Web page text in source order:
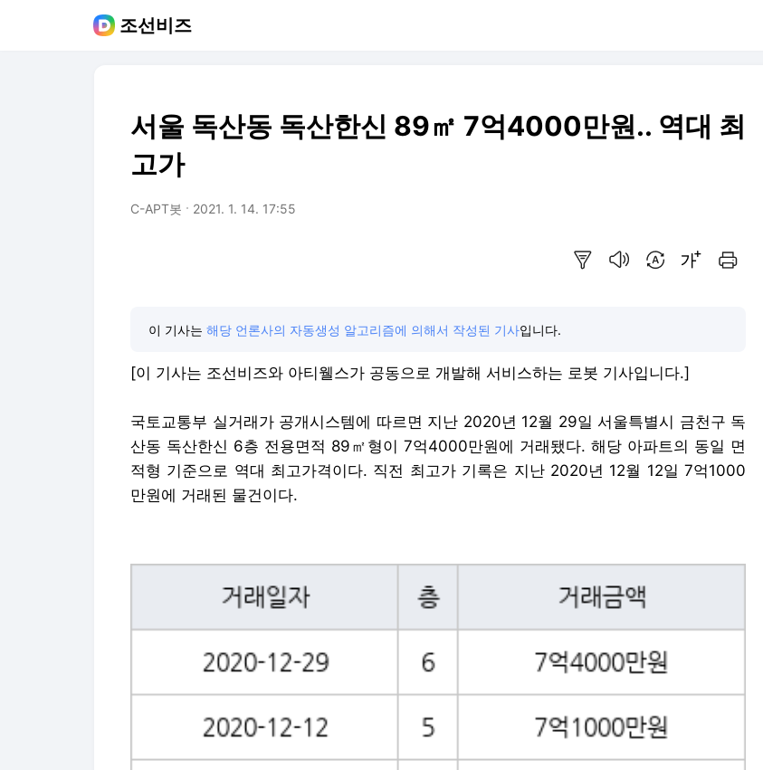
조선비즈
서울 독산동 독산한신 89㎡ 7억4000만원.. 역대 최
고가
C-APT봇 2021. 1. 14. 17:55
이 기사는 해당 언론사의 자동생성 알고리즘에 의해서 작성된 기사입니다.
[이 기사는 조선비즈와 아티웰스가 공동으로 개발해 서비스하는 로봇 기사입니다.]
국토교통부 실거래가 공개시스템에 따르면 지난 2020년 12월 29일 서울특별시 금천구 독
산동 독산한신 6층 전용면적 89㎡형이 7억4000만원에 거래됐다. 해당 아파트의 동일 면
적형 기준으로 역대 최고가격이다. 직전 최고가 기록은 지난 2020년 12월 12일 7억1000
만원에 거래된 물건이다.